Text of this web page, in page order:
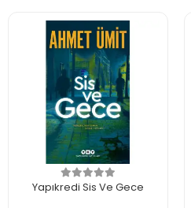
Yapıkredi Sis Ve Gece